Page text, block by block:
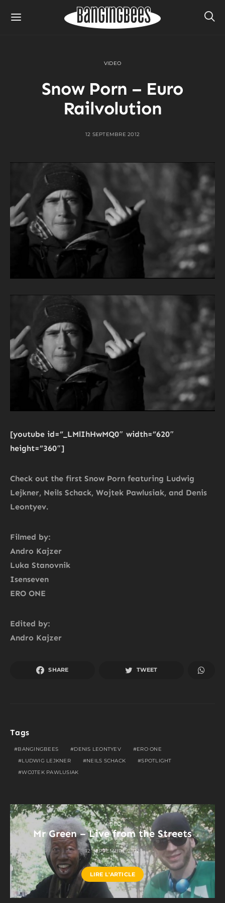
VIDEO
Snow Porn – Euro
Railvolution
12 SEPTEMBRE 2012
[youtube id=”_LMlIhHwMQ0″ width=”620″
height=”360″]
Check out the first Snow Porn featuring Ludwig
Lejkner, Neils Schack, Wojtek Pawlusiak, and Denis
Leontyev.
Filmed by:
Andro Kajzer
Luka Stanovnik
Isenseven
ERO ONE
Edited by:
Andro Kajzer
SHARE TWEET
Tags
BANGINGBEES DENIS LEONTYEV
ERO ONE
LUDWIG LEJKNER
NEILS SCHACK
SPOTLIGHT
WOJTEK PAWLUSIAK
VIDEO
Mr Green – Live from the Streets
12 SEPTEMBRE 2012
LIRE L'ARTICLE